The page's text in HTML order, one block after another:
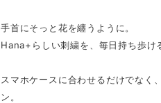
手首にそっと花を纏うように。
Hana+らしい刺繍を、毎日持ち歩
スマホケースに合わせるだけでなく
ン。